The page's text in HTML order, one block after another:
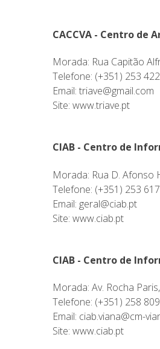
CACCVA - Centro de
Morada: Rua Capitão
Telefone: (+351) 253
Email: triave@gmail.com
Site: www.triave.pt
CIAB - Centro de
Morada: Rua D. Afonso
Telefone: (+351) 253
Email: geral@ciab.pt
Site: www.ciab.pt
CIAB - Centro de
Morada: Av. Rocha
Telefone: (+351) 258
Email: ciab.viana@cm-
Site: www.ciab.pt